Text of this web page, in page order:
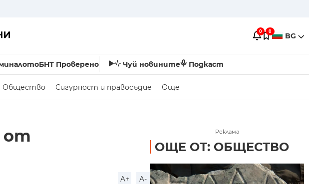
0 0 BG
БНТ Проверено Чуй новините Подкаст
Общество Сигурност и правосъдие Още
от
A+
A-
Реклама
ОЩЕ ОТ: ОБЩЕСТВО